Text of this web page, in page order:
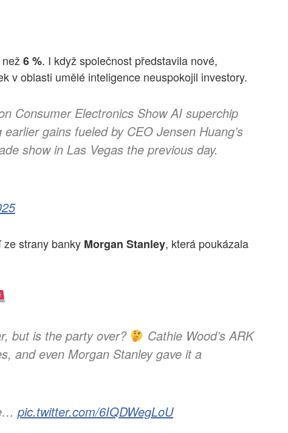
6 %. I když společnost představila nové,
v oblasti umělé inteligence neuspokojil investory.
Consumer Electronics Show AI superchip
gains fueled by CEO Jensen Huang’s
show in Las Vegas the previous day.
ze strany banky Morgan Stanley, která poukázala
but is the party over?
Cathie Wood’s ARK
and even Morgan Stanley gave it a
pic.twitter.com/6IQDWegLoU